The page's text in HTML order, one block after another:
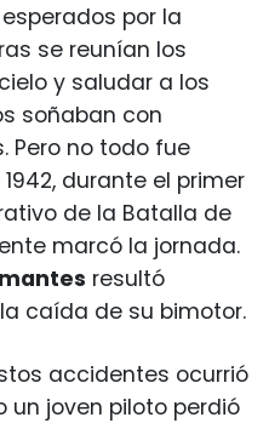
por la
se reunían los
y saludar a los
soñaban con
Pero no todo fue
durante el primer
de la Batalla de
marcó la jornada.
resultó
caída de su bimotor.
accidentes ocurrió
un joven piloto perdió